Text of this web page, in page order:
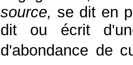
source, se dit en
dit ou écrit
d'abondance de